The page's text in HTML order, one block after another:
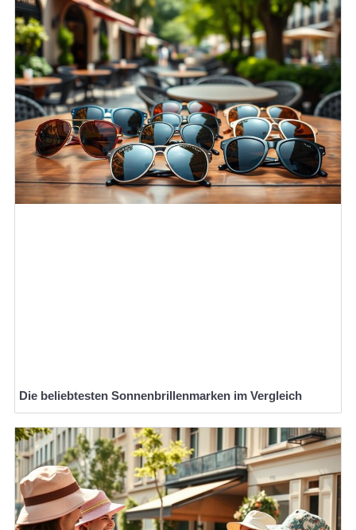
Die beliebtesten Sonnenbrillenmarken im Vergleich